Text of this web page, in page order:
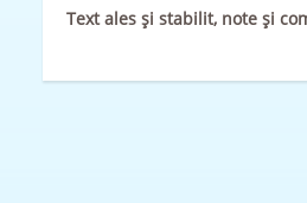
Text ales şi stabilit, note şi